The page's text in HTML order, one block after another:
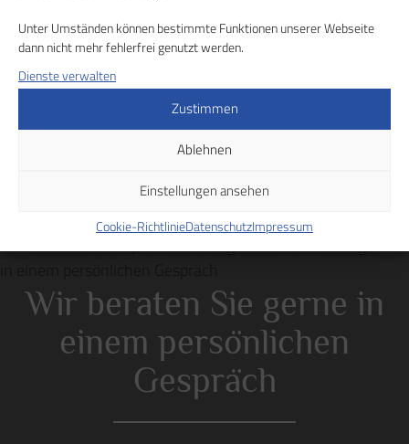
Unter Umständen können bestimmte Funktionen unserer Webseite
dann nicht mehr fehlerfrei genutzt werden.
Dienste verwalten
Zustimmen
Ablehnen
Einstellungen ansehen
Cookie-RichtlinieDatenschutzImpressum
Anfrage stellen
Zurück zur Übersicht
Wir beraten Sie gerne in
einem persönlichen
Gespräch